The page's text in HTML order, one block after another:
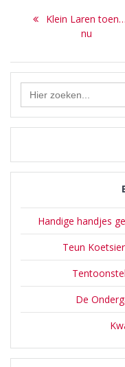
navigatie
Previous
Klein Laren
nu
Handige handjes
Teun
De